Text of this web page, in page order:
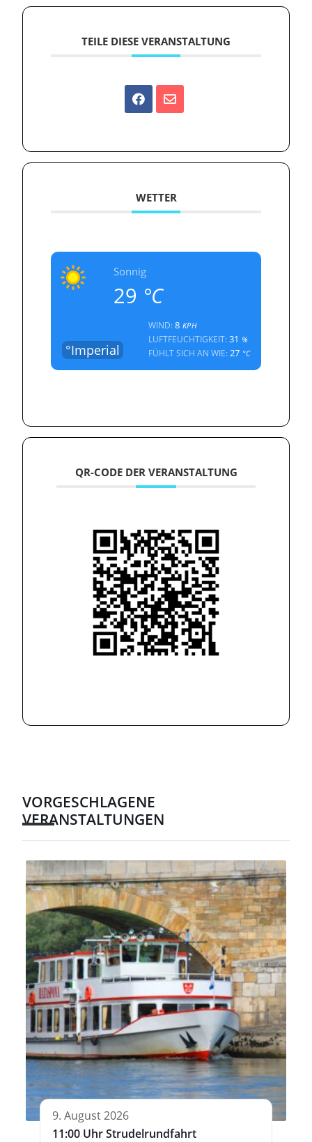
TEILE DIESE VERANSTALTUNG
WETTER
Sonnig
29 °C
°Imperial
WIND:8 KPH
LUFTFEUCHTIGKEIT:31 %
FÜHLT SICH AN WIE:27 °C
QR-CODE DER VERANSTALTUNG
VORGESCHLAGENE
VERANSTALTUNGEN
9. August 2026
11:00 Uhr Strudelrundfahrt